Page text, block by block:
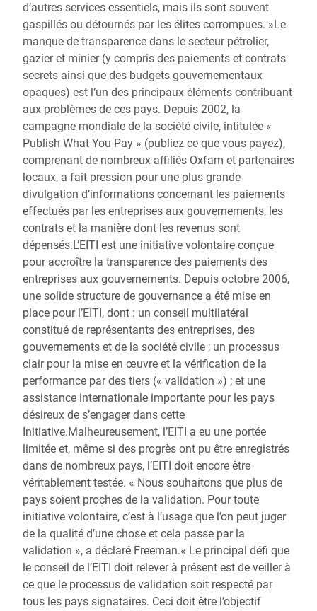
d’autres services essentiels, mais ils sont souvent
gaspillés ou détournés par les élites corrompues. »Le
manque de transparence dans le secteur pétrolier,
gazier et minier (y compris des paiements et contrats
secrets ainsi que des budgets gouvernementaux
opaques) est l’un des principaux éléments contribuant
aux problèmes de ces pays. Depuis 2002, la
campagne mondiale de la société civile, intitulée «
Publish What You Pay » (publiez ce que vous payez),
comprenant de nombreux affiliés Oxfam et partenaires
locaux, a fait pression pour une plus grande
divulgation d’informations concernant les paiements
effectués par les entreprises aux gouvernements, les
contrats et la manière dont les revenus sont
dépensés.L’EITI est une initiative volontaire conçue
pour accroître la transparence des paiements des
entreprises aux gouvernements. Depuis octobre 2006,
une solide structure de gouvernance a été mise en
place pour l’EITI, dont : un conseil multilatéral
constitué de représentants des entreprises, des
gouvernements et de la société civile ; un processus
clair pour la mise en œuvre et la vérification de la
performance par des tiers (« validation ») ; et une
assistance internationale importante pour les pays
désireux de s’engager dans cette
Initiative.Malheureusement, l’EITI a eu une portée
limitée et, même si des progrès ont pu être enregistrés
dans de nombreux pays, l’EITI doit encore être
véritablement testée. « Nous souhaitons que plus de
pays soient proches de la validation. Pour toute
initiative volontaire, c’est à l’usage que l’on peut juger
de la qualité d’une chose et cela passe par la
validation », a déclaré Freeman.« Le principal défi que
le conseil de l’EITI doit relever à présent est de veiller à
ce que le processus de validation soit respecté par
tous les pays signataires. Ceci doit être l’objectif